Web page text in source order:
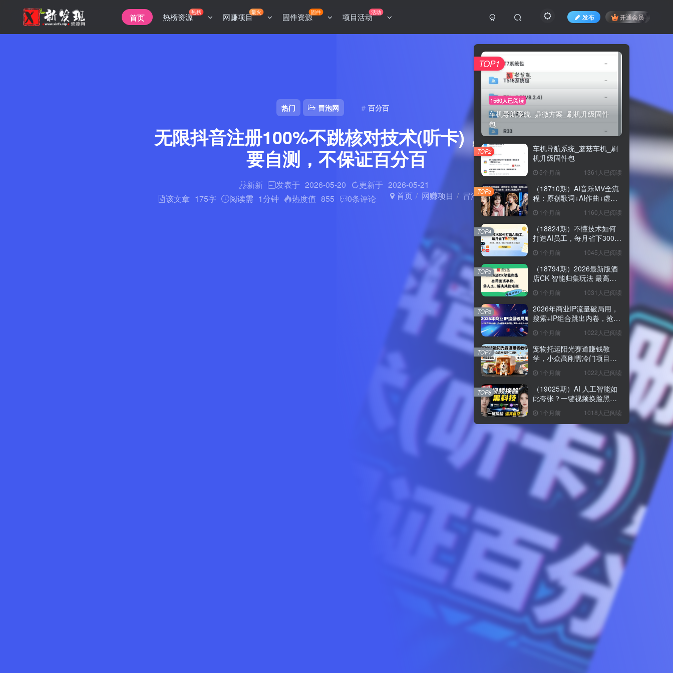
热门 冒泡网 百分百
无限抖音注册100%不跳核对技术(听卡)，有需
要自测，不保证百分百
新新 发表于 2026-05-20 更新于 2026-05-21
该文章 175字 阅读需 1分钟 热度值 855 0条评论 首页 网赚项目 冒泡网 正文
首页 热榜资源热榜 网赚项目最火 固件资源固件 项目活动活动
发布 开通会员
1560人已阅读
车机导航系统_鼎微方案_刷机升级固件
包
TOP1
车机导航系统_蘑菇车机_刷
机升级固件包
5个月前 1361人已阅读
TOP2
（18710期）AI音乐MV全流
程：原创歌词+AI作曲+虚拟
步打造虚拟歌手
1个月前 1160人已阅读
TOP3
（18824期）不懂技术如何
打造AI员工，每月省下3000
个真实案例+开源提示
1个月前 1045人已阅读
TOP4
（18794期）2026最新版酒
店CK 智能归集玩法 最高单
解决风控难题
1个月前 1031人已阅读
TOP5
2026年商业IP流量破局用，
搜索+IP组合跳出内卷，抢占
入十分回报
1个月前 1022人已阅读
TOP6
宠物托运阳光赛道賺钱教
学，小众高刚需冷门项目，
日均10单稳定盈利，单均利
润200+
1个月前 1022人已阅读
TOP7
（19025期）AI 人工智能如
此夸张？一键视频换脸黑科
技，纯本地离线运行，本地
视频换脸娱乐工具， AI
FaceSwap
1个月前 1018人已阅读
TOP8